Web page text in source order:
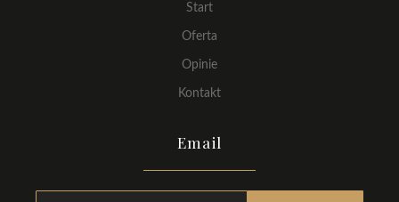
Start
Oferta
Opinie
Kontakt
Email